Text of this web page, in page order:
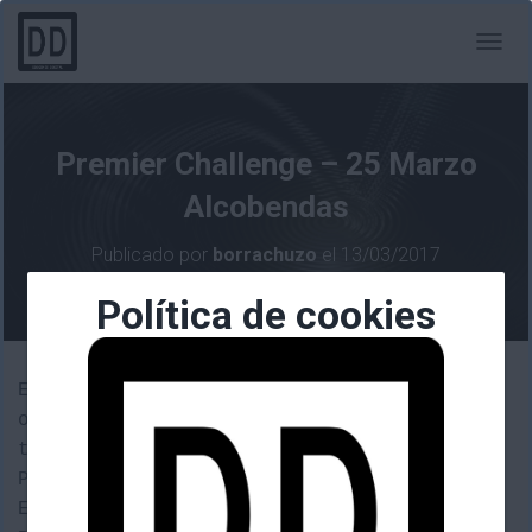
A
Premier Challenge – 25 Marzo
Alcobendas
Publicado por borrachuzo el 13/03/2017
El próximo sábado 25 de Marzo se va a
organizar un nuevo Premier Challenge,
torneo oficial puntuado para el mundial
Pokémon VGC 2017, en Alcobendas, Madrid.
El lugar de celebración será el Bar
Política de cookies